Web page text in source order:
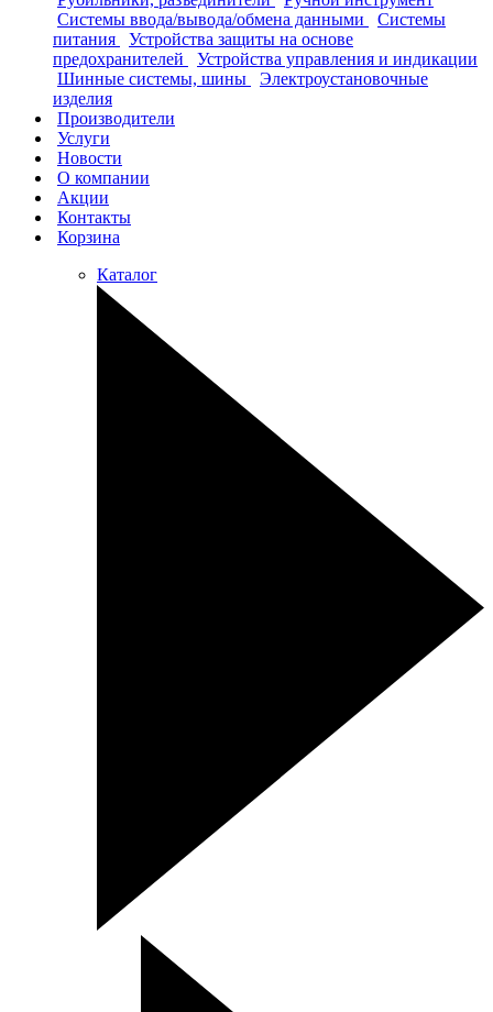
Системы ввода/вывода/обмена данными
Системы
питания
Устройства защиты на основе
предохранителей
Устройства управления и индикации
Шинные системы, шины
Электроустановочные
изделия
Производители
Услуги
Новости
О компании
Акции
Контакты
Корзина
Каталог